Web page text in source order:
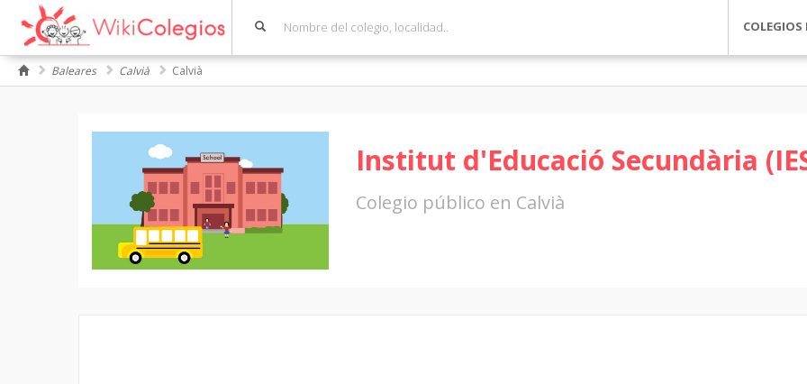
Baleares Calvià Calvià
Institut d'Educació Secundària
Colegio público en Calvià